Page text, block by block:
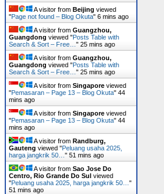
A visitor from Beijing viewed
"Page not found – Blog Okuta" 6 mins ago
A visitor from Guangzhou,
Guangdong viewed "Posts Table with
Search & Sort – Free… " 25 mins ago
A visitor from Guangzhou,
Guangdong viewed "Posts Table with
Search & Sort – Free… " 25 mins ago
A visitor from Singapore viewed
"Pemasaran – Page 13 – Blog Okuta" 44
mins ago
A visitor from Singapore viewed
"Pemasaran – Page 13 – Blog Okuta" 44
mins ago
A visitor from Randburg,
Gauteng viewed "Peluang usaha 2025,
harga jangkrik 50… " 51 mins ago
A visitor from Sao Jose Do
Centro, Rio Grande Do Sul viewed
"Peluang usaha 2025, harga jangkrik 50… "
51 mins ago